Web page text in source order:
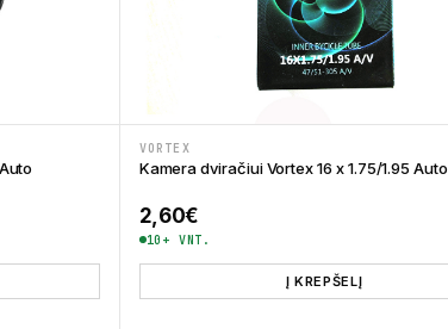
VORTEX
Kamera dviračiui Vortex 16 x 1.75/1.95 Auto
2,60€
10+ VNT.
Į KREPŠELĮ